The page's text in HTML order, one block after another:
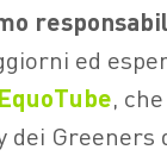
ed
EquoTube,